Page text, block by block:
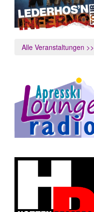
Alle Veranstaltungen >>